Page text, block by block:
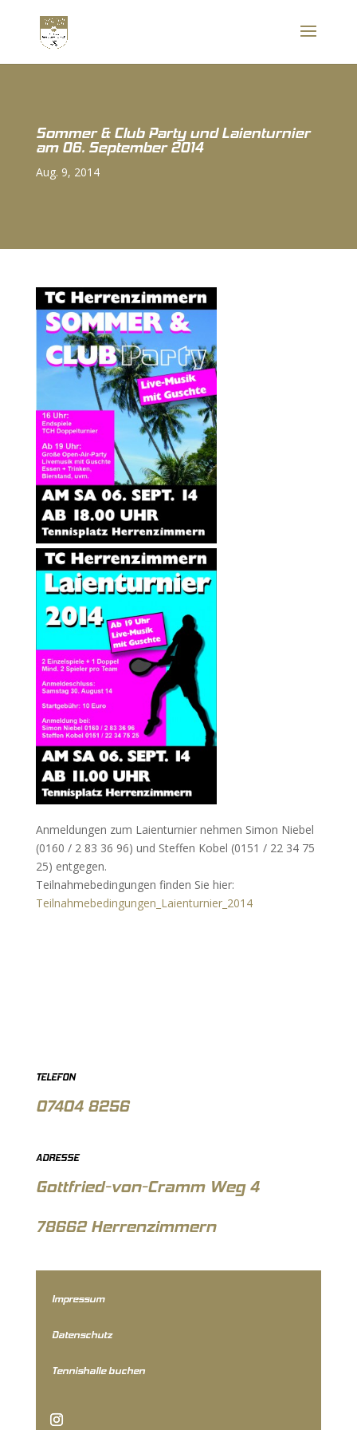
Sommer & Club Party und Laienturnier
am 06. September 2014
Aug. 9, 2014
Anmeldungen zum Laienturnier nehmen Simon Niebel
(0160 / 2 83 36 96) und Steffen Kobel (0151 / 22 34 75
25) entgegen.
Teilnahmebedingungen finden Sie hier:
Teilnahmebedingungen_Laienturnier_2014
TELEFON
07404 8256
ADRESSE
Gottfried-von-Cramm Weg 4
78662 Herrenzimmern
Impressum
Datenschutz
Tennishalle buchen